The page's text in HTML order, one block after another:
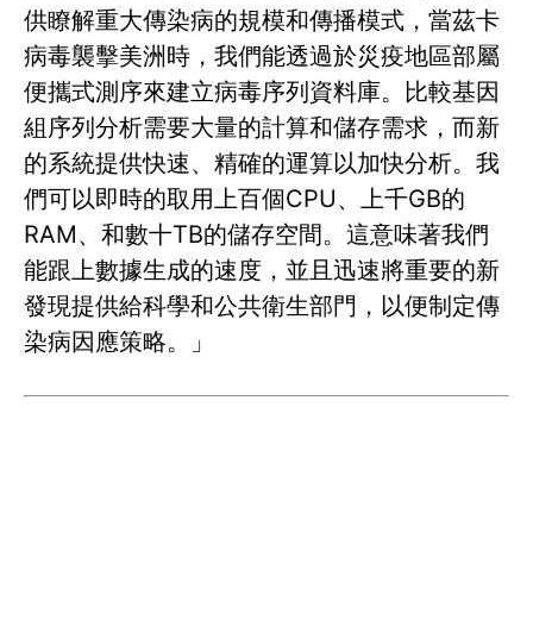
供瞭解重大傳染病的規模和傳播模式，當茲卡
病毒襲擊美洲時，我們能透過於災疫地區部屬
便攜式測序來建立病毒序列資料庫。比較基因
組序列分析需要大量的計算和儲存需求，而新
的系統提供快速、精確的運算以加快分析。我
們可以即時的取用上百個CPU、上千GB的
RAM、和數十TB的儲存空間。這意味著我們
能跟上數據生成的速度，並且迅速將重要的新
發現提供給科學和公共衛生部門，以便制定傳
染病因應策略。」